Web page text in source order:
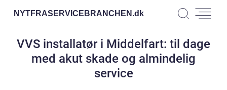
NYTFRASERVICEBRANCHEN.dk
VVS installatør i Middelfart: til dage
med akut skade og almindelig
service